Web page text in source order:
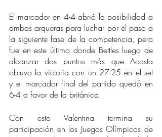
El marcador en 4-4 abrió la posibilidad a
ambas arqueras para luchar por el paso a
la siguiente fase de la competencia, pero
fue en este último donde Bettles luego de
alcanzar dos puntos más que Acosta
obtuvo la victoria con un 27-25 en el set
y el marcador final del partido quedó en
6-4 a favor de la británica.
Con esto Valentina termina su
participación en los Juegos Olímpicos de